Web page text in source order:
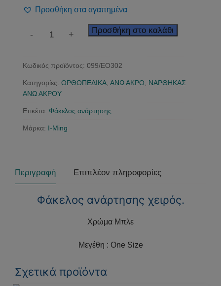
Προσθήκη στα αγαπημένα
Φάκελος
ποσότητα
- + Προσθήκη στο καλάθι
Κωδικός προϊόντος: 099/EO302
Κατηγορίες: ΟΡΘΟΠΕΔΙΚΑ ΑΝΩ ΑΚΡΟ
ΝΑΡΘΗΚΑΣ
ΑΝΩ ΑΚΡΟΥ
Ετικέτα: Φάκελος ανάρτησης
Μάρκα: I-Ming
Περιγραφή Επιπλέον πληροφορίες
Φάκελος ανάρτησης χειρός.
Χρώμα Μπλε
Μεγέθη : One Size
Σχετικά προϊόντα